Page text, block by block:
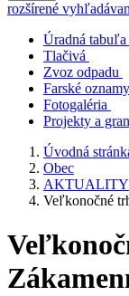
rozšírené
Úradná tabuľa
Tlačivá
Zvoz odpadu
Farské oznamy
Fotogaléria
Projekty a
Úvodná
Obec
AKTUALITY
Veľkonočné